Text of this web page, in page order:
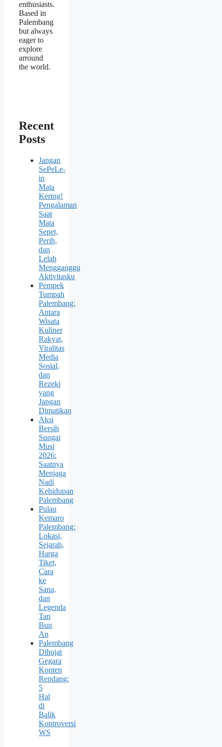
enthusiasts.
Based in
Palembang
but always
eager to
explore
arround
the world.
Recent
Posts
Jangan
SePeLe-
in
Mata
Kering!
Pengalaman
Saat
Mata
Sepet,
Perih,
dan
Lelah
Mengganggu
Aktivitasku
Pempek
Tumpah
Palembang:
Antara
Wisata
Kuliner
Rakyat,
Viralitas
Media
Sosial,
dan
Rezeki
yang
Jangan
Dimatikan
Aksi
Bersih
Sungai
Musi
2026:
Saatnya
Menjaga
Nadi
Kehidupan
Palembang
Pulau
Kemaro
Palembang:
Lokasi,
Sejarah,
Harga
Tiket,
Cara
ke
Sana,
dan
Legenda
Tan
Bun
An
Palembang
Dihujat
Gegara
Konten
Rendang:
5
Hal
di
Balik
Kontroversi
WS